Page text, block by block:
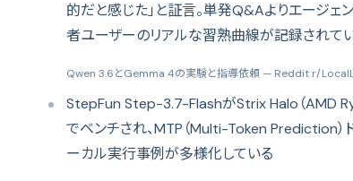
的だと感じた」と証言。単発Q&Aよりエージ
者ユーザーのリアルな習熟曲線が記録されて
Qwen 3.6とGemma 4の実験と指導依頼 — Reddit r/
StepFun Step-3.7-FlashがStrix Halo（AMD
でベンチされ、MTP（Multi-Token Prediction
ーカル実行事例が多様化している